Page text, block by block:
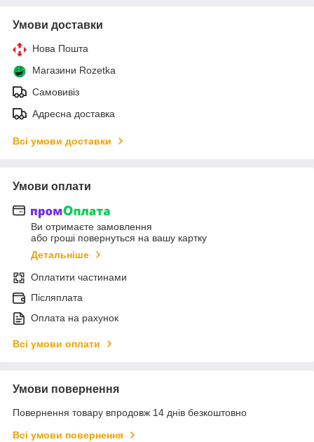
Умови доставки
Нова Пошта
Магазини Rozetka
Самовивіз
Адресна доставка
Всі умови доставки
Умови оплати
Ви отримаєте замовлення
або гроші повернуться на вашу картку
Детальніше
Оплатити частинами
Післяплата
Оплата на рахунок
Всі умови оплати
Умови повернення
Повернення товару впродовж 14 днів безкоштовно
Всі умови повернення